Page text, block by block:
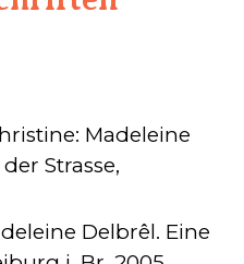
Madeleine
Strasse,
Delbrêl. Eine